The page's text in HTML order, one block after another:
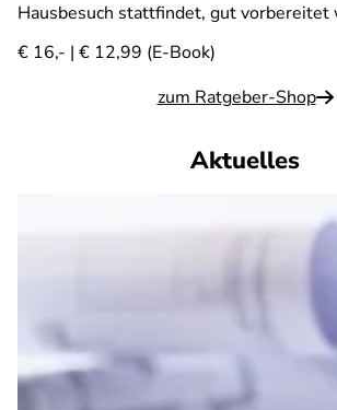
Hausbesuch stattfindet, gut vorbereitet
€ 16,- | € 12,99 (E-Book)
zum Ratgeber-Shop
Aktuelles